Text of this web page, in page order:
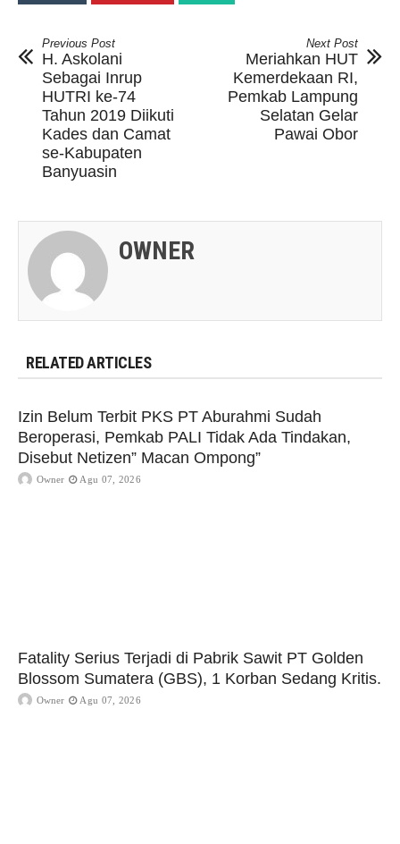
Previous Post
H. Askolani
Sebagai Inrup
HUTRI ke-74
Tahun 2019 Diikuti
Kades dan Camat
se-Kabupaten
Banyuasin
Next Post
Meriahkan HUT
Kemerdekaan RI,
Pemkab Lampung
Selatan Gelar
Pawai Obor
OWNER
RELATED ARTICLES
Izin Belum Terbit PKS PT Aburahmi Sudah
Beroperasi, Pemkab PALI Tidak Ada Tindakan,
Disebut Netizen” Macan Ompong”
Owner Agu 07, 2026
Fatality Serius Terjadi di Pabrik Sawit PT Golden
Blossom Sumatera (GBS), 1 Korban Sedang Kritis.
Owner Agu 07, 2026